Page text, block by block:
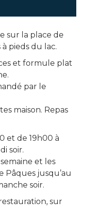
sur la place de
pieds du lac.
et formule plat
par le
maison. Repas
et de 19h00 à
soir.
et les
Pâques jusqu’au
soir.
sur